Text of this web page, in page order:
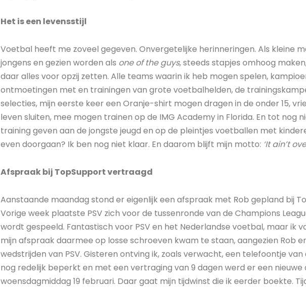
Het is een levensstijl
Voetbal heeft me zoveel gegeven. Onvergetelijke herinneringen. Als kleine
jongens en gezien worden als one of the guys, steeds stapjes omhoog
daar alles voor opzij zetten. Alle teams waarin ik heb mogen spelen,
ontmoetingen met en trainingen van grote voetbalhelden, de
selecties, mijn eerste keer een Oranje-shirt mogen dragen in de onder 15,
leven sluiten, mee mogen trainen op de IMG Academy in Florida. En tot nog
training geven aan de jongste jeugd en op de pleintjes voetballen met
even doorgaan? Ik ben nog niet klaar. En daarom blijft mijn motto: ‘It ain’t
Afspraak bij TopSupport vertraagd
Aanstaande maandag stond er eigenlijk een afspraak met Rob gepland bij
Vorige week plaatste PSV zich voor de tussenronde van de Champions
wordt gespeeld. Fantastisch voor PSV en het Nederlandse voetbal, maar ik
mijn afspraak daarmee op losse schroeven kwam te staan, aangezien Rob
wedstrijden van PSV. Gisteren ontving ik, zoals verwacht, een telefoontje van
nog redelijk beperkt en met een vertraging van 9 dagen werd er een
woensdagmiddag 19 februari. Daar gaat mijn tijdwinst die ik eerder boekte.